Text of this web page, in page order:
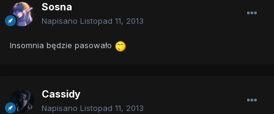
Sosna
Napisano Listopad 11, 2013
Insomnia będzie pasowało
Cassidy
Napisano Listopad 11, 2013